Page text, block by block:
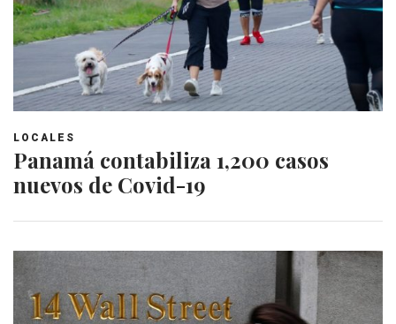
LOCALES
Panamá contabiliza 1,200 casos
nuevos de Covid-19